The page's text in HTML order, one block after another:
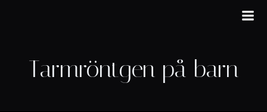
Tarmröntgen på barn